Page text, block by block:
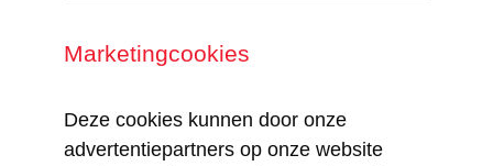
Marketingcookies
Deze cookies kunnen door onze
advertentiepartners op onze website